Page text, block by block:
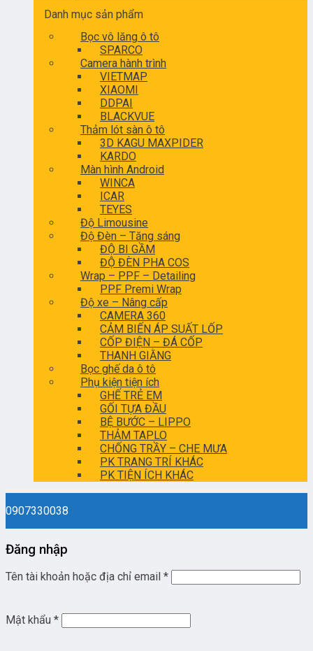
Danh mục sản phẩm
Bọc vô lăng ô tô
SPARCO
Camera hành trình
VIETMAP
XIAOMI
DDPAI
BLACKVUE
Thảm lót sàn ô tô
3D KAGU MAXPIDER
KARDO
Màn hình Android
WINCA
ICAR
TEYES
Độ Limousine
Độ Đèn – Tăng sáng
ĐỘ BI GẦM
ĐỘ ĐÈN PHA COS
Wrap – PPF – Detailing
PPF Premi Wrap
Độ xe – Nâng cấp
CAMERA 360
CẢM BIẾN ÁP SUẤT LỐP
CỐP ĐIỆN – ĐÁ CỐP
THANH GIẰNG
Bọc ghế da ô tô
Phụ kiện tiện ích
GHẾ TRẺ EM
GỐI TỰA ĐẦU
BỆ BƯỚC – LIPPO
THẢM TAPLO
CHỐNG TRẦY – CHE MƯA
PK TRANG TRÍ KHÁC
PK TIỆN ÍCH KHÁC
0907330038
Đăng nhập
Tên tài khoản hoặc địa chỉ email *
Mật khẩu *